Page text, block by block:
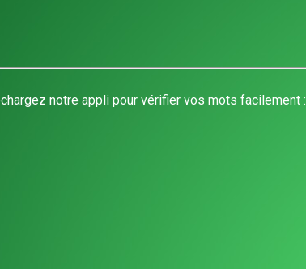
notre appli pour vérifier vos mots facilement :